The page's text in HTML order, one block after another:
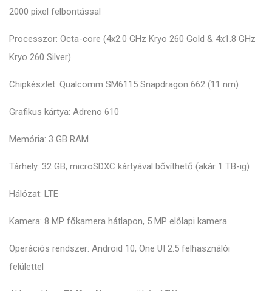
2000 pixel felbontással
Processzor: Octa-core (4x2.0 GHz Kryo 260 Gold & 4x1.8 GHz
Kryo 260 Silver)
Chipkészlet: Qualcomm SM6115 Snapdragon 662 (11 nm)
Grafikus kártya: Adreno 610
Memória: 3 GB RAM
Tárhely: 32 GB, microSDXC kártyával bővíthető (akár 1 TB-ig)
Hálózat: LTE
Kamera: 8 MP főkamera hátlapon, 5 MP előlapi kamera
Operációs rendszer: Android 10, One UI 2.5 felhasználói
felülettel